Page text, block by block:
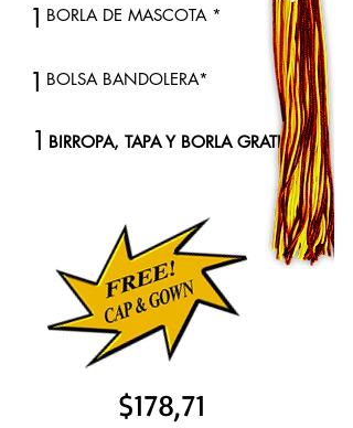
BOLSA BANDOLERA*
1
1
BORLA DE MASCOTA *
BIRROPA, TAPA Y BORLA GRATIS
1
$178,71